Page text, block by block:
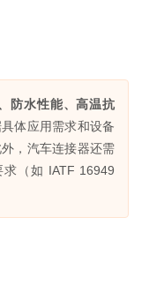
防水性能、高温抗
体应用需求和设备
，汽车连接器还需
（如 IATF 16949